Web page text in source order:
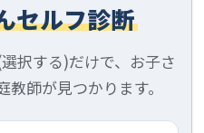
セルフ診断
択する)だけで、お子さ
師が見つかります。